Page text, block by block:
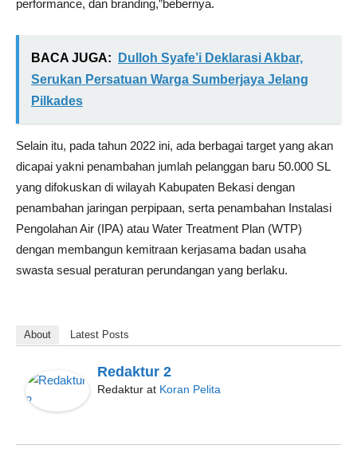
performance, dan branding,”bebernya.
BACA JUGA:
Dulloh Syafe’i Deklarasi Akbar,
Serukan Persatuan Warga Sumberjaya Jelang
Pilkades
Selain itu, pada tahun 2022 ini, ada berbagai target yang akan
dicapai yakni penambahan jumlah pelanggan baru 50.000 SL
yang difokuskan di wilayah Kabupaten Bekasi dengan
penambahan jaringan perpipaan, serta penambahan Instalasi
Pengolahan Air (IPA) atau Water Treatment Plan (WTP)
dengan membangun kemitraan kerjasama badan usaha
swasta sesual peraturan perundangan yang berlaku.
About Latest Posts
Redaktur 2
Redaktur at Koran Pelita